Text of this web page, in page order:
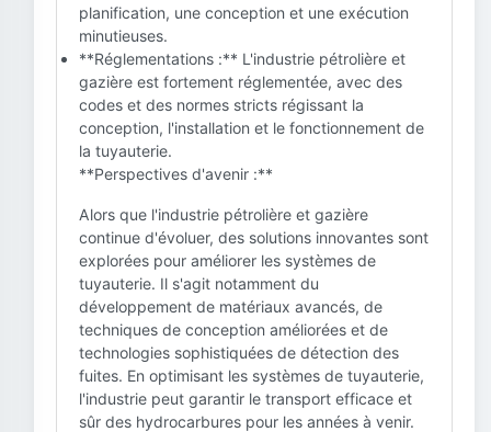
planification, une conception et une exécution
minutieuses.
**Réglementations :** L'industrie pétrolière et
gazière est fortement réglementée, avec des
codes et des normes stricts régissant la
conception, l'installation et le fonctionnement de
la tuyauterie.
**Perspectives d'avenir :**
Alors que l'industrie pétrolière et gazière
continue d'évoluer, des solutions innovantes sont
explorées pour améliorer les systèmes de
tuyauterie. Il s'agit notamment du
développement de matériaux avancés, de
techniques de conception améliorées et de
technologies sophistiquées de détection des
fuites. En optimisant les systèmes de tuyauterie,
l'industrie peut garantir le transport efficace et
sûr des hydrocarbures pour les années à venir.